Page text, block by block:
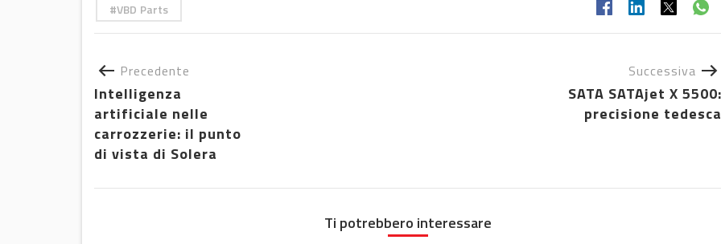
VBD Parts
Precedente
Intelligenza
artificiale nelle
carrozzerie: il punto
di vista di Solera
Successiva
SATA SATAjet X 5500:
precisione tedesca
Ti potrebbero interessare